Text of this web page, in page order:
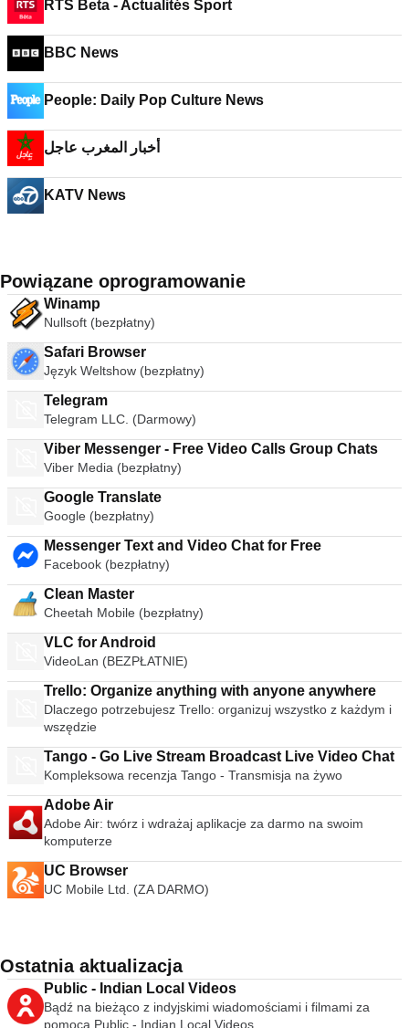
RTS Beta - Actualités Sport
BBC News
People: Daily Pop Culture News
أخبار المغرب عاجل
KATV News
Powiązane oprogramowanie
Winamp
Nullsoft (bezpłatny)
Safari Browser
Język Weltshow (bezpłatny)
Telegram
Telegram LLC. (Darmowy)
Viber Messenger - Free Video Calls Group Chats
Viber Media (bezpłatny)
Google Translate
Google (bezpłatny)
Messenger Text and Video Chat for Free
Facebook (bezpłatny)
Clean Master
Cheetah Mobile (bezpłatny)
VLC for Android
VideoLan (BEZPŁATNIE)
Trello: Organize anything with anyone anywhere
Dlaczego potrzebujesz Trello: organizuj wszystko z każdym i
wszędzie
Tango - Go Live Stream Broadcast Live Video Chat
Kompleksowa recenzja Tango - Transmisja na żywo
Adobe Air
Adobe Air: twórz i wdrażaj aplikacje za darmo na swoim
komputerze
UC Browser
UC Mobile Ltd. (ZA DARMO)
Ostatnia aktualizacja
Public - Indian Local Videos
Bądź na bieżąco z indyjskimi wiadomościami i filmami za
pomocą Public - Indian Local Videos